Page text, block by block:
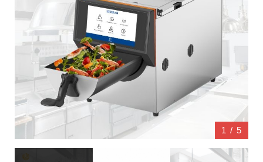
1 / 5